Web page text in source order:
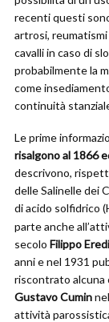
recenti questi
artrosi,
cavalli in caso di
probabilmente la
come
continuità
Le prime
risalgono al 1866
descrivono,
delle Salinelle dei
di acido solfidrico
parte anche
secolo Filippo
anni e nel 1931
riscontrato alcuna
Gustavo Cumin
attività